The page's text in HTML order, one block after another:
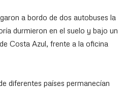
a bordo de dos autobuses la
durmieron en el suelo y bajo un
Costa Azul, frente a la oficina
diferentes países permanecían